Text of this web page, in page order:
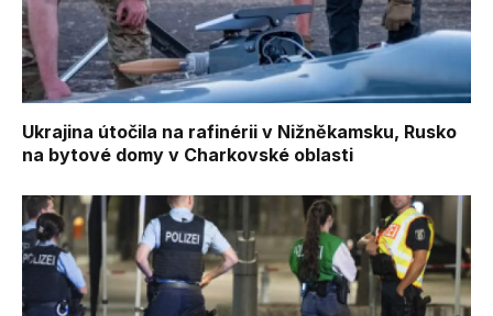
Ukrajina útočila na rafinérii v Nižněkamsku, Rusko
na bytové domy v Charkovské oblasti